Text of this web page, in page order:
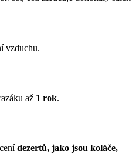
vzduchu.
až 1 rok.
dezertů, jako jsou koláče,